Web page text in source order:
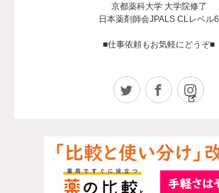
京都薬科大学 大学院修了
日本薬剤師会JPALS CLレベル6
■仕事依頼もお気軽にどうぞ■
Twitter Facebook